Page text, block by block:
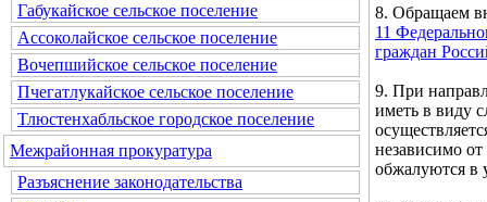
Габукайское сельское поселение
Ассоколайское сельское поселение
Вочепшийское сельское поселение
Пчегатлукайское сельское поселение
Тлюстенхабльское городское поселение
Межрайонная прокуратура
Разъяснение законодательства
8. Обращаем
11
граждан
9. При
иметь в виду
независимо
обжалуются в